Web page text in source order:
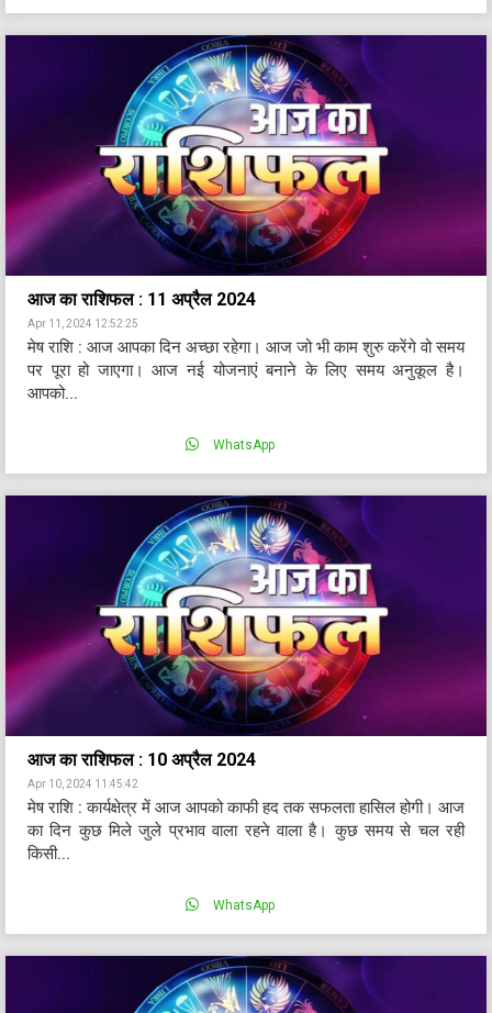
आज का राशिफल : 11 अप्रैल 2024
Apr 11, 2024 12:52:25
मेष राशि : आज आपका दिन अच्छा रहेगा। आज जो भी काम शुरु करेंगे वो समय
पर पूरा हो जाएगा। आज नई योजनाएं बनाने के लिए समय अनुकूल है।
आपको...
WhatsApp
आज का राशिफल : 10 अप्रैल 2024
Apr 10, 2024 11:45:42
मेष राशि : कार्यक्षेत्र में आज आपको काफी हद तक सफलता हासिल होगी। आज
का दिन कुछ मिले जुले प्रभाव वाला रहने वाला है। कुछ समय से चल रही
किसी...
WhatsApp